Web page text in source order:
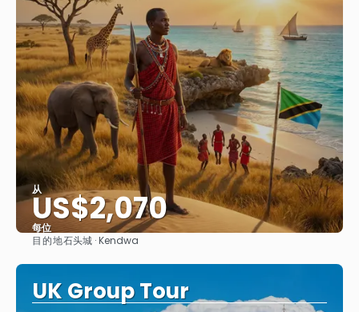
从
US$2,070
每位
目的地石头城 · Kendwa
UK Group Tour